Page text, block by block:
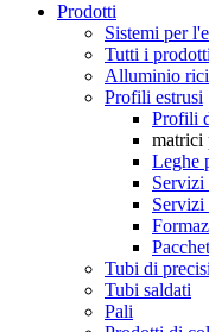
Prodotti
Sistemi per
Tutti i prodotti
Alluminio
Profili estrusi
Profili
matrici
Leghe
Servizi
Servizi
Tubi di
Tubi saldati
Pali